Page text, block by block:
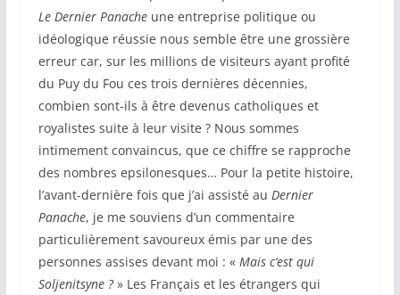
Le Dernier Panacheune entreprise politique ou
idéologique réussie nous semble être une grossière
erreur car, sur les millions de visiteurs ayant profité
du Puy du Fou ces trois dernières décennies,
combien sont-ils à être devenus catholiques et
royalistes suite à leur visite ? Nous sommes
intimement convaincus, que ce chiffre se rapproche
des nombres epsilonesques… Pour la petite histoire,
l’avant-dernière fois que j’ai assisté au Dernier
Panache, je me souviens d’un commentaire
particulièrement savoureux émis par une des
personnes assises devant moi : « Mais c’est qui
Soljenitsyne ?» Les Français et les étrangers qui